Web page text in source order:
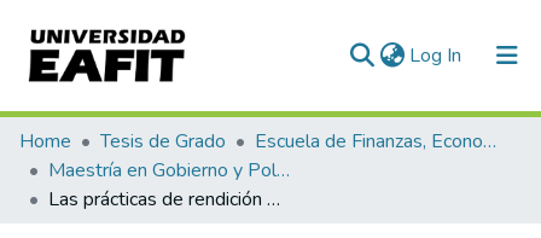
Log In (current)
Communities & Collections
All of DSpace
Home Tesis de Grado
Escuela de Finanzas, Economía y Gobierno
Maestría en Gobierno y Políticas Públicas (tesis)
Las prácticas de rendición de cuentas en Colombia: el caso de la Gobernación de Antioquia 2012-2015, de Sergio Fajardo, y su aporte a la consolidación de una política pública